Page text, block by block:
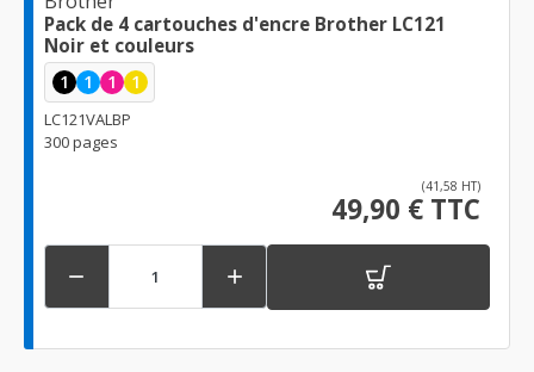
Pack de 4 cartouches d'encre Brother LC121
Noir et couleurs
1 1 1 1
LC121VALBP
300 pages
(41,58 HT)
49,90 € TTC
 